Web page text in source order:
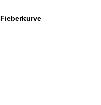
Fieberkurve